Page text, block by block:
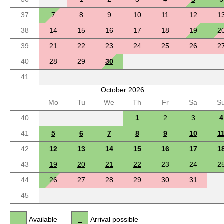
37
7 8 9 10 11 12
38
14 15 16 17 18 19
39
21 22 23 24 25 26
40
28 29
30
41
October 2026
Mo
Tu We Th Fr Sa
40
1 2 3
4
41
5 6 7 8 9 10
42
12 13 14 15 16 17
43
19 20 21 22 23 24
44
26 27 28 29 30
31
45
Available Arrival possible